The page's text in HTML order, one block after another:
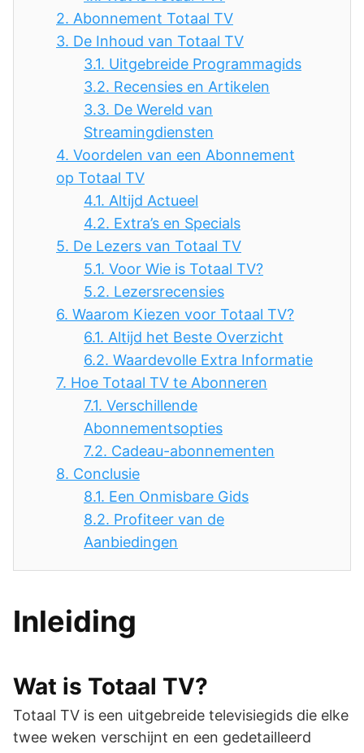
2. Abonnement Totaal TV
3. De Inhoud van Totaal TV
3.1. Uitgebreide Programmagids
3.2. Recensies en Artikelen
3.3. De Wereld van
Streamingdiensten
4. Voordelen van een Abonnement
op Totaal TV
4.1. Altijd Actueel
4.2. Extra’s en Specials
5. De Lezers van Totaal TV
5.1. Voor Wie is Totaal TV?
5.2. Lezersrecensies
6. Waarom Kiezen voor Totaal TV?
6.1. Altijd het Beste Overzicht
6.2. Waardevolle Extra Informatie
7. Hoe Totaal TV te Abonneren
7.1. Verschillende
Abonnementsopties
7.2. Cadeau-abonnementen
8. Conclusie
8.1. Een Onmisbare Gids
8.2. Profiteer van de
Aanbiedingen
Inleiding
Wat is Totaal TV?
Totaal TV is een uitgebreide televisiegids die elke
twee weken verschijnt en een gedetailleerd